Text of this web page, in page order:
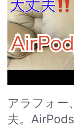
アラフォー
夫。